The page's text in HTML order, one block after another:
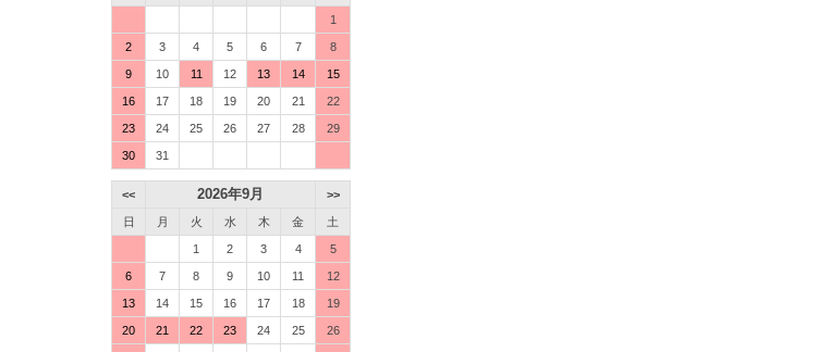
1
2 3 4 5 6 7 8
9 10 11 12 13 14 15
16 17 18 19 20 21 22
23 24 25 26 27 28 29
30 31
<< 2026年9月 >>
日 月 火 水 木 金 土
1 2 3 4 5
6 7 8 9 10 11 12
13 14 15 16 17 18 19
20 21 22 23 24 25 26